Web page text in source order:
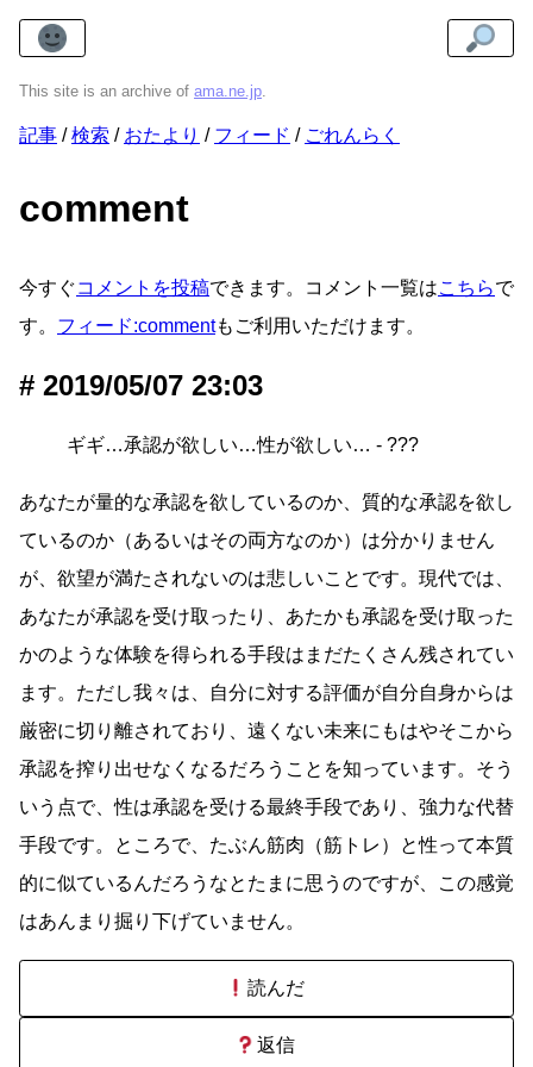
This site is an archive of ama.ne.jp.
記事 検索 おたより フィード ごれんらく
comment
今すぐコメントを投稿できます。コメント一覧はこちらで
す。 フィード:commentもご利用いただけます。
2019/05/07 23:03
ギギ…承認が欲しい…性が欲しい… - ???
あなたが量的な承認を欲しているのか、質的な承認を欲し
ているのか（あるいはその両方なのか）は分かりません
が、欲望が満たされないのは悲しいことです。現代では、
あなたが承認を受け取ったり、あたかも承認を受け取った
かのような体験を得られる手段はまだたくさん残されてい
ます。ただし我々は、自分に対する評価が自分自身からは
厳密に切り離されており、遠くない未来にもはやそこから
承認を搾り出せなくなるだろうことを知っています。そう
いう点で、性は承認を受ける最終手段であり、強力な代替
手段です。ところで、たぶん筋肉（筋トレ）と性って本質
的に似ているんだろうなとたまに思うのですが、この感覚
はあんまり掘り下げていません。
読んだ
返信